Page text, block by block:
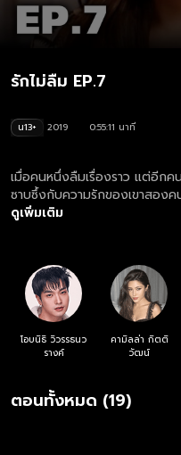
รักไม่ลืม EP.7
น13+ 2019
0:55:11 นาที
เมื่อคนหนึ่งลืมเรื่องราว แต่อีกค
ซาบซึ้งกับความรักของเขาสองค
ดูเพิ่มเติม
โอบนิธิ วิวรรธนว
รางค์
คามิลล่า กิตติ
วัฒน์
ตอนทั้งหมด (19)